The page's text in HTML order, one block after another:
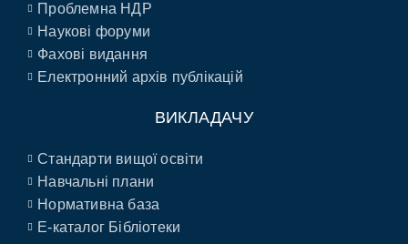
Проблемна НДР
Наукові форуми
Фахові видання
Електронний архів публікацій
ВИКЛАДАЧУ
Стандарти вищої освіти
Навчальні плани
Нормативна база
E-каталог Бібліотеки